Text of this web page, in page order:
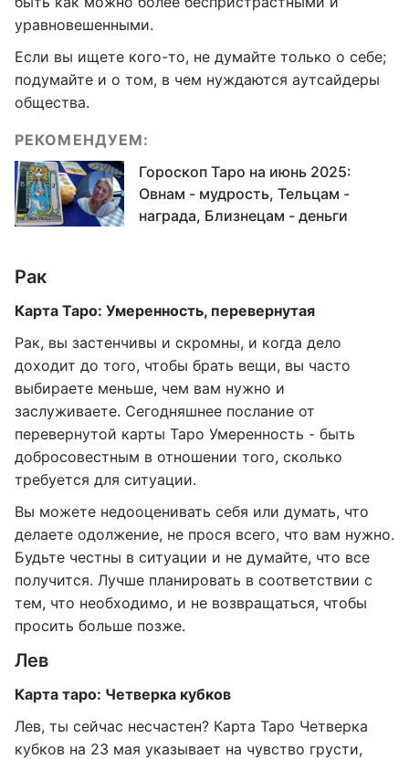
уравновешенными.
Если вы ищете кого-то, не думайте только о себе;
подумайте и о том, в чем нуждаются аутсайдеры
общества.
РЕКОМЕНДУЕМ:
Гороскоп Таро на июнь 2025:
Овнам - мудрость, Тельцам -
награда, Близнецам - деньги
Рак
Карта Таро: Умеренность, перевернутая
Рак, вы застенчивы и скромны, и когда дело
доходит до того, чтобы брать вещи, вы часто
выбираете меньше, чем вам нужно и
заслуживаете. Сегодняшнее послание от
перевернутой карты Таро Умеренность - быть
добросовестным в отношении того, сколько
требуется для ситуации.
Вы можете недооценивать себя или думать, что
делаете одолжение, не прося всего, что вам нужно.
Будьте честны в ситуации и не думайте, что все
получится. Лучше планировать в соответствии с
тем, что необходимо, и не возвращаться, чтобы
просить больше позже.
Лев
Карта таро: Четверка кубков
Лев, ты сейчас несчастен? Карта Таро Четверка
кубков на 23 мая указывает на чувство грусти,